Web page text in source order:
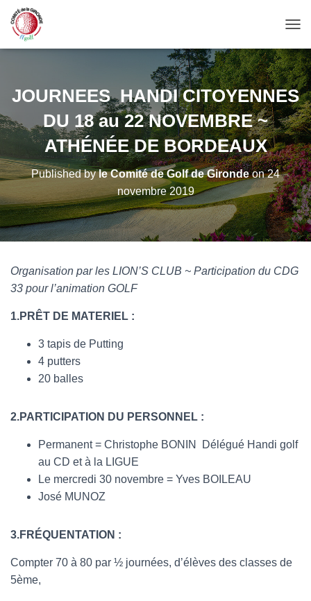
JOURNEES HANDI CITOYENNES
DU 18 au 22 NOVEMBRE ~
ATHÉNÉE DE BORDEAUX
Published byle Comité de Golf de Girondeon24
novembre 2019
Organisation par les LION’S CLUB ~ Participation du CDG
33 pour l’animation GOLF
1.PRÊT DE MATERIEL :
3 tapis de Putting
4 putters
20 balles
2.PARTICIPATION DU PERSONNEL :
Permanent = Christophe BONIN Délégué Handi golf
au CD et à la LIGUE
Le mercredi 30 novembre = Yves BOILEAU
José MUNOZ
3.FRÉQUENTATION :
Compter 70 à 80 par ½ journées, d’élèves des classes de
5ème,